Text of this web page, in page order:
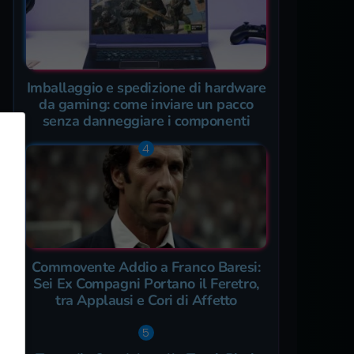
Imballaggio e spedizione di hardware
da gaming: come inviare un pacco
senza danneggiare i componenti
Commovente Addio a Franco Baresi:
Sei Ex Compagni Portano il Feretro,
tra Applausi e Cori di Affetto